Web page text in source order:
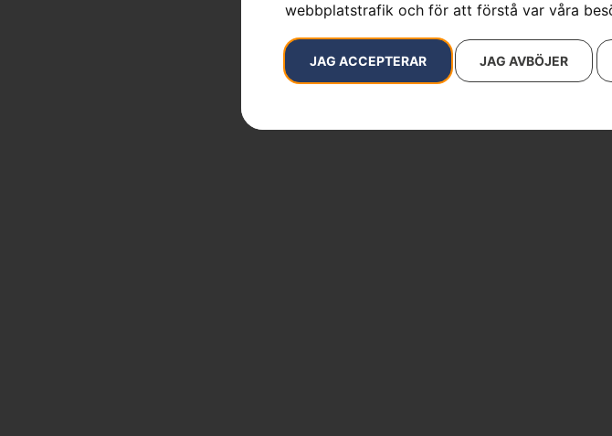
webbplatstrafik och för att förstå var våra
JAG ACCEPTERAR JAG AVBÖJER